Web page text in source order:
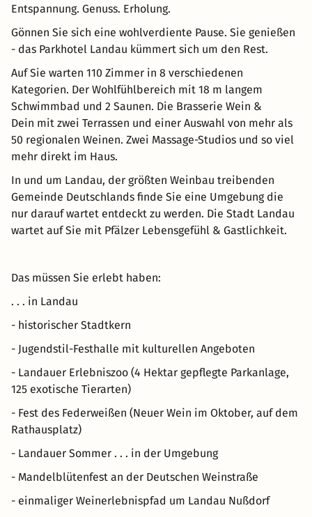
Entspannung. Genuss. Erholung.
Gönnen Sie sich eine wohlverdiente Pause. Sie genießen
- das Parkhotel Landau kümmert sich um den Rest.
Auf Sie warten 110 Zimmer in 8 verschiedenen
Kategorien. Der Wohlfühlbereich mit 18 m langem
Schwimmbad und 2 Saunen. Die Brasserie Wein &
Dein mit zwei Terrassen und einer Auswahl von mehr als
50 regionalen Weinen. Zwei Massage-Studios und so viel
mehr direkt im Haus.
In und um Landau, der größten Weinbau treibenden
Gemeinde Deutschlands finde Sie eine Umgebung die
nur darauf wartet entdeckt zu werden. Die Stadt Landau
wartet auf Sie mit Pfälzer Lebensgefühl & Gastlichkeit.
Das müssen Sie erlebt haben:
. . . in Landau
- historischer Stadtkern
- Jugendstil-Festhalle mit kulturellen Angeboten
- Landauer Erlebniszoo (4 Hektar gepflegte Parkanlage,
125 exotische Tierarten)
- Fest des Federweißen (Neuer Wein im Oktober, auf dem
Rathausplatz)
- Landauer Sommer . . . in der Umgebung
- Mandelblütenfest an der Deutschen Weinstraße
- einmaliger Weinerlebnispfad um Landau Nußdorf